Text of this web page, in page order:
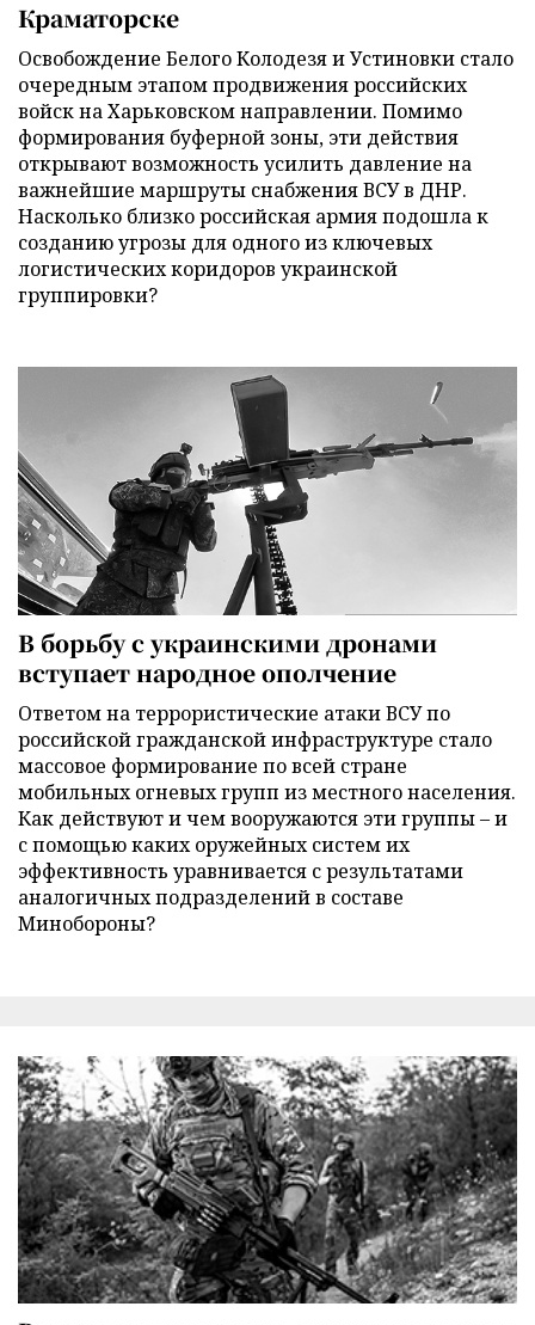
Краматорске
Освобождение Белого Колодезя и Устиновки стало
очередным этапом продвижения российских
войск на Харьковском направлении. Помимо
формирования буферной зоны, эти действия
открывают возможность усилить давление на
важнейшие маршруты снабжения ВСУ в ДНР.
Насколько близко российская армия подошла к
созданию угрозы для одного из ключевых
логистических коридоров украинской
группировки?
В борьбу с украинскими дронами
вступает народное ополчение
Ответом на террористические атаки ВСУ по
российской гражданской инфраструктуре стало
массовое формирование по всей стране
мобильных огневых групп из местного населения.
Как действуют и чем вооружаются эти группы – и
с помощью каких оружейных систем их
эффективность уравнивается с результатами
аналогичных подразделений в составе
Минобороны?